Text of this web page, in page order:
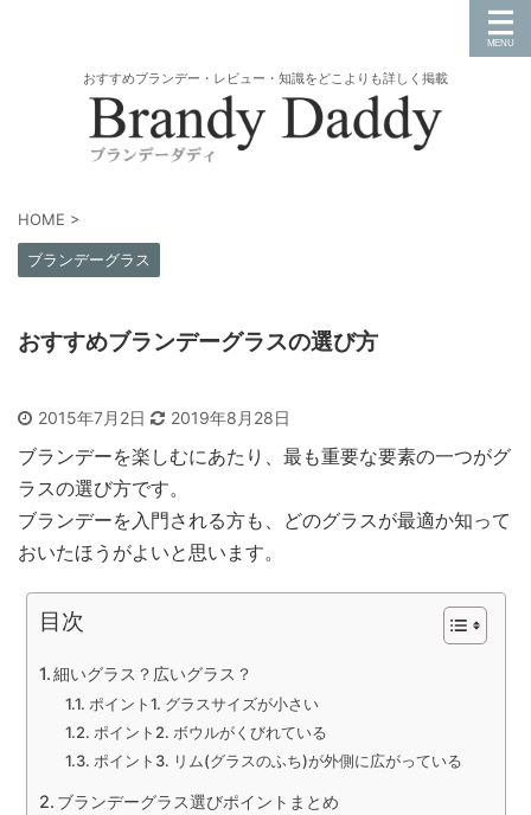
おすすめブランデー・レビュー・知識をどこよりも詳しく掲載
HOME >
ブランデーグラス
おすすめブランデーグラスの選び方
2015年7月2日 2019年8月28日
ブランデーを楽しむにあたり、最も重要な要素の一つがグ
ラスの選び方です。
ブランデーを入門される方も、どのグラスが最適か知って
おいたほうがよいと思います。
目次
細いグラス？広いグラス？
ポイント1. グラスサイズが小さい
ポイント2. ボウルがくびれている
ポイント3. リム(グラスのふち)が外側に広がっている
ブランデーグラス選びポイントまとめ